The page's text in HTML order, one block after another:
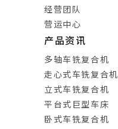
经营团队
营运中心
产品资讯
多轴车铣复合机
走心式车铣复合机
立式车铣复合机
平台式巨型车床
卧式车铣复合机